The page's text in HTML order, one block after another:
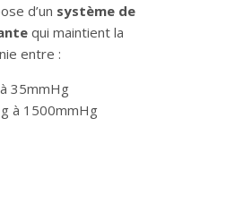
d’un système de
qui maintient la
entre :
35mmHg
à 1500mmHg